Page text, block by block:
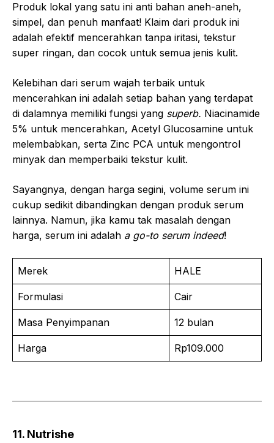
Produk lokal yang satu ini anti bahan aneh-aneh,
simpel, dan penuh manfaat! Klaim dari produk ini
adalah efektif mencerahkan tanpa iritasi, tekstur
super ringan, dan cocok untuk semua jenis kulit.
Kelebihan dari serum wajah terbaik untuk
mencerahkan ini adalah setiap bahan yang terdapat
di dalamnya memiliki fungsi yang superb. Niacinamide
5% untuk mencerahkan, Acetyl Glucosamine untuk
melembabkan, serta Zinc PCA untuk mengontrol
minyak dan memperbaiki tekstur kulit.
Sayangnya, dengan harga segini, volume serum ini
cukup sedikit dibandingkan dengan produk serum
lainnya. Namun, jika kamu tak masalah dengan
harga, serum ini adalah a go-to serum indeed!
Merek HALE
Formulasi Cair
Masa Penyimpanan 12 bulan
Harga Rp109.000
11. Nutrishe